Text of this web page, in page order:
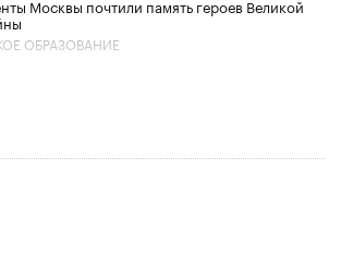
Москвы почтили память героев Великой
ОБРАЗОВАНИЕ